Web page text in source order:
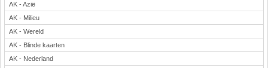
Collecties digibord
Digiborden / touchscreens
Digibordtools
Downloads basisonderwijs
Herfst
AK - Azië
AK - Milieu
AK - Wereld
AK - Blinde kaarten
AK - Nederland